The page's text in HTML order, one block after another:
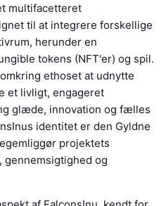
multifacetteret
til at integrere forskellige
herunder en
tokens (NFT'er) og spil.
ethoset at udnytte
et livligt, engageret
glæde, innovation og fælles
identitet er den Gyldne
projektets
og